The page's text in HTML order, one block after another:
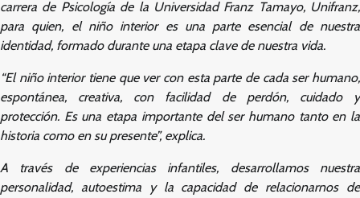
carrera de Psicología de la Universidad Franz Tamayo, Unifranz,
para quien, el niño interior es una parte esencial de nuestra
identidad, formado durante una etapa clave de nuestra vida.
“El niño interior tiene que ver con esta parte de cada ser humano,
espontánea, creativa, con facilidad de perdón, cuidado y
protección. Es una etapa importante del ser humano tanto en la
historia como en su presente”, explica.
A través de experiencias infantiles, desarrollamos nuestra
personalidad, autoestima y la capacidad de relacionarnos de